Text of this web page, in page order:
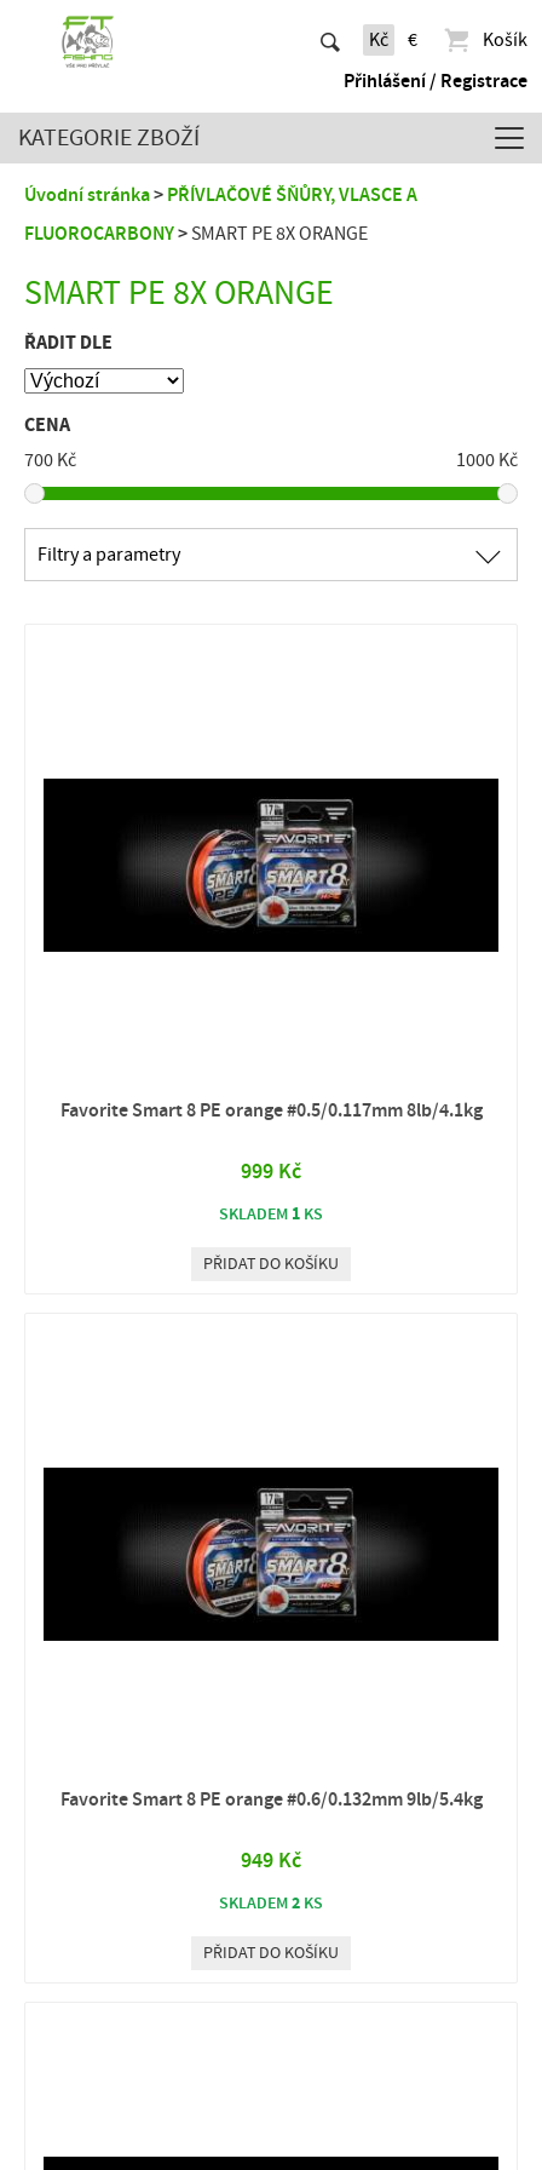
Kč €
Košík
Přihlášení / Registrace
KATEGORIE ZBOŽÍ
Úvodní stránka
PŘÍVLAČOVÉ ŠŇŮRY, VLASCE A
FLUOROCARBONY
SMART PE 8X ORANGE
SMART PE 8X ORANGE
ŘADIT DLE
CENA
700 Kč
1000 Kč
Filtry a parametry ∟
Favorite Smart 8 PE orange #0.5/0.117mm 8lb/4.1kg
999 Kč
SKLADEM 1 KS
PŘIDAT DO KOŠÍKU
Favorite Smart 8 PE orange #0.6/0.132mm 9lb/5.4kg
949 Kč
SKLADEM2 KS
PŘIDAT DO KOŠÍKU